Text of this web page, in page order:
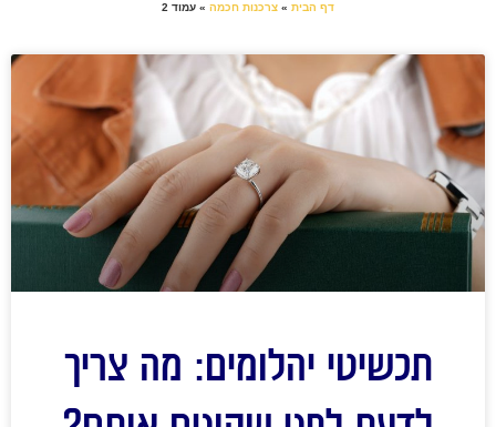
דף הבית » צרכנות חכמה » עמוד 2
תכשיטי יהלומים: מה צריך